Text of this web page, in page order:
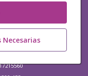
Necesarias